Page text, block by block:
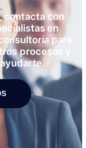
contacta con
en
para
procesos y